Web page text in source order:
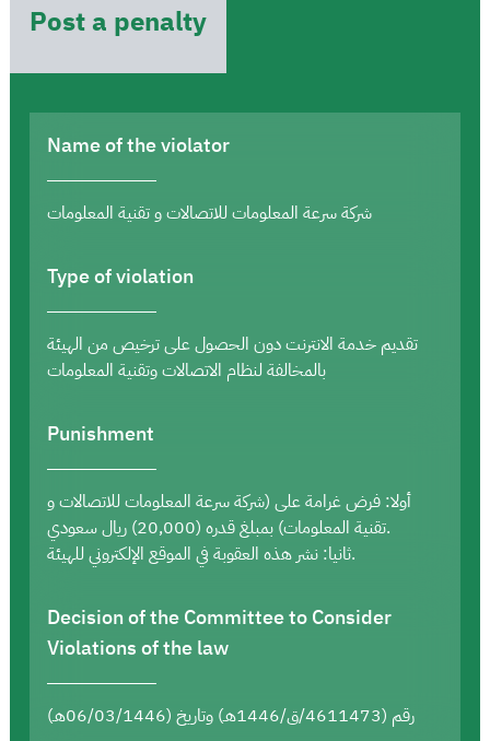
Post a penalty
Name of the violator
شركة سرعة المعلومات للاتصالات و تقنية المعلومات
Type of violation
تقديم خدمة الانترنت دون الحصول على ترخيص من الهيئة
بالمخالفة لنظام الاتصالات وتقنية المعلومات
Punishment
أولا: فرض غرامة على (شركة سرعة المعلومات للاتصالات و
تقنية المعلومات) بمبلغ قدره (20,000) ريال سعودي.
ثانيا: نشر هذه العقوبة في الموقع الإلكتروني للهيئة.
Decision of the Committee to Consider
Violations of the law
رقم (4611473/ق/1446هـ) وتاريخ (06/03/1446هـ)